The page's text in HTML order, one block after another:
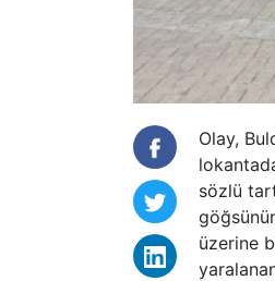
Olay,
sözlü
üzerine